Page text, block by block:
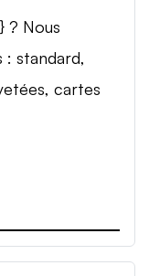
? Nous
: standard,
cartes